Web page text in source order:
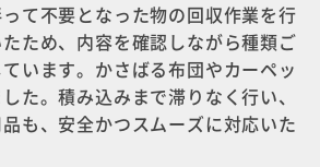
て不要となった物の回収作業を行
ため、内容を確認しながら種類ご
います。かさばる布団やカーペッ
た。積み込みまで滞りなく行い、
も、安全かつスムーズに対応いた